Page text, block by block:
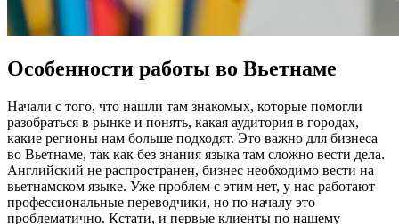
Особенности работы во Вьетнаме
Начали с того, что нашли там знакомых, которые помогли
разобраться в рынке и понять, какая аудитория в городах,
какие регионы нам больше подходят. Это важно для бизнеса
во Вьетнаме, так как без знания языка там сложно вести дела.
Английский не распространен, бизнес необходимо вести на
вьетнамском языке. Уже проблем с этим нет, у нас работают
профессиональные переводчики, но по началу это
проблематично. Кстати, и первые клиенты по нашему